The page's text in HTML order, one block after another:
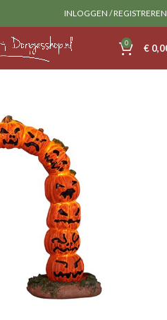
INLOGGEN / REGISTREREN
0 €